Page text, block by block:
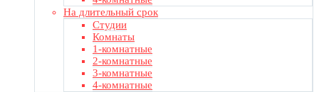
На длительный срок
Студии
Комнаты
1-комнатные
2-комнатные
3-комнатные
4-комнатные